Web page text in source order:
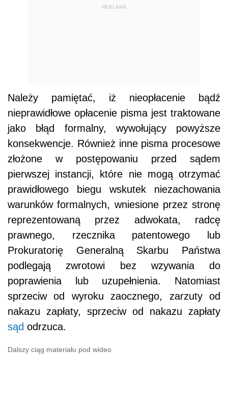
REKLAMA
Należy pamiętać, iż nieopłacenie bądź
nieprawidłowe opłacenie pisma jest traktowane
jako błąd formalny, wywołujący powyższe
konsekwencje. Również inne pisma procesowe
złożone w postępowaniu przed sądem
pierwszej instancji, które nie mogą otrzymać
prawidłowego biegu wskutek niezachowania
warunków formalnych, wniesione przez stronę
reprezentowaną przez adwokata, radcę
prawnego, rzecznika patentowego lub
Prokuratorię Generalną Skarbu Państwa
podlegają zwrotowi bez wzywania do
poprawienia lub uzupełnienia. Natomiast
sprzeciw od wyroku zaocznego, zarzuty od
nakazu zapłaty, sprzeciw od nakazu zapłaty
sąd odrzuca.
Dalszy ciąg materiału pod wideo